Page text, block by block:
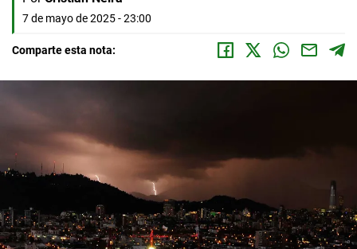
7 de mayo de 2025 - 23:00
Comparte esta nota: